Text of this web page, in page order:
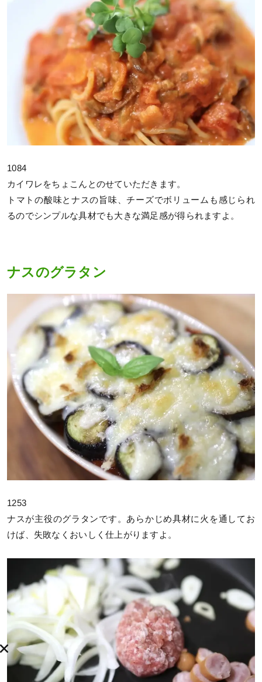
1084
カイワレをちょこんとのせていただきます。
トマトの酸味とナスの旨味、チーズでボリュームも感じられ
るのでシンプルな具材でも大きな満足感が得られますよ。
ナスのグラタン
1253
ナスが主役のグラタンです。あらかじめ具材に火を通してお
けば、失敗なくおいしく仕上がりますよ。